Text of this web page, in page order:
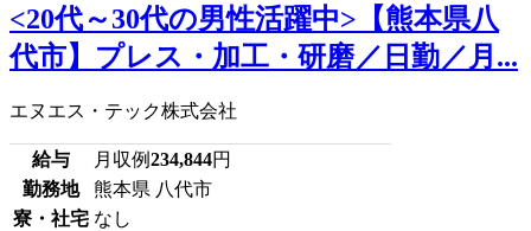
<20代～30代の男性活躍中>【熊本県八
代市】プレス・加工・研磨／日勤／月...
エヌエス・テック株式会社
給与 月収例234,844円
勤務地
熊本県 八代市
寮・社宅 なし